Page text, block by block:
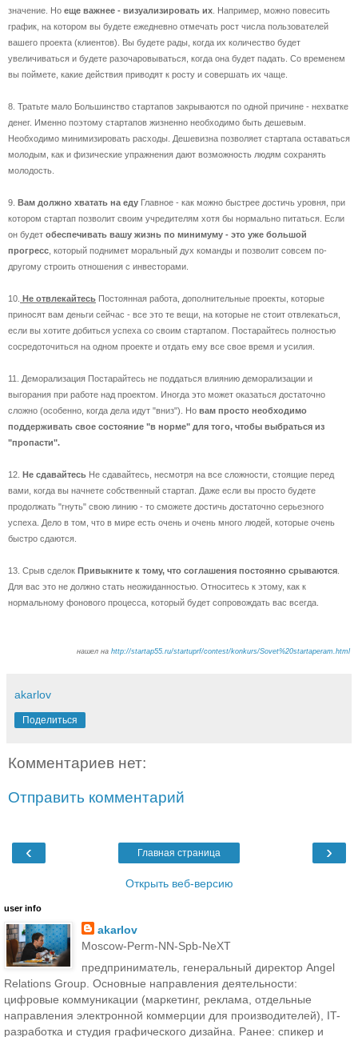
значение. Но еще важнее - визуализировать их . Например, можно повесить
график, на котором вы будете ежедневно отмечать рост числа пользователей
вашего проекта (клиентов). Вы будете рады, когда их количество будет
увеличиваться и будете разочаровываться, когда она будет падать. Со временем
вы поймете, какие действия приводят к росту и совершать их чаще.
8. Тратьте мало Большинство стартапов закрываются по одной причине - нехватке
денег. Именно поэтому стартапов жизненно необходимо быть дешевым.
Необходимо минимизировать расходы. Дешевизна позволяет стартапа оставаться
молодым, как и физические упражнения дают возможность людям сохранять
молодость.
9. Вам должно хватать на еду Главное - как можно быстрее достичь уровня, при
котором стартап позволит своим учредителям хотя бы нормально питаться. Если
он будет обеспечивать вашу жизнь по минимуму - это уже большой
прогресс , который поднимет моральный дух команды и позволит совсем по-
другому строить отношения с инвесторами.
10. Не отвлекайтесь Постоянная работа, дополнительные проекты, которые
приносят вам деньги сейчас - все это те вещи, на которые не стоит отвлекаться,
если вы хотите добиться успеха со своим стартапом. Постарайтесь полностью
сосредоточиться на одном проекте и отдать ему все свое время и усилия.
11. Деморализация Постарайтесь не поддаться влиянию деморализации и
выгорания при работе над проектом. Иногда это может оказаться достаточно
сложно (особенно, когда дела идут "вниз"). Но вам просто необходимо
поддерживать свое состояние "в норме" для того, чтобы выбраться из
"пропасти".
12. Не сдавайтесь Не сдавайтесь, несмотря на все сложности, стоящие перед
вами, когда вы начнете собственный стартап. Даже если вы просто будете
продолжать "гнуть" свою линию - то сможете достичь достаточно серьезного
успеха. Дело в том, что в мире есть очень и очень много людей, которые очень
быстро сдаются.
13. Срыв сделок Привыкните к тому, что соглашения постоянно срываются
Для вас это не должно стать неожиданностью. Относитесь к этому, как к
нормальному фонового процесса, который будет сопровождать вас всегда.
нашел на http://startap55.ru/startuprf/contest/konkurs/Sovet%20startaperam.html
akarlov
Поделиться
Комментариев нет:
Отправить комментарий
‹ ›
Главная страница
Открыть веб-версию
user info
akarlov
Moscow-Perm-NN-Spb-NeXT
предприниматель, генеральный директор Angel
Relations Group. Основные направления деятельности:
цифровые коммуникации (маркетинг, реклама, отдельные
направления электронной коммерции для производителей), IT-
разработка и студия графического дизайна. Ранее: спикер и